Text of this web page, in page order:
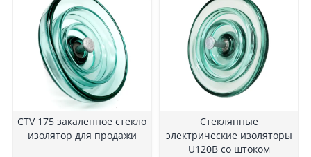
CTV 175 закаленное стекло
изолятор для продажи
Стеклянные
электрические изоляторы
U120B со штоком